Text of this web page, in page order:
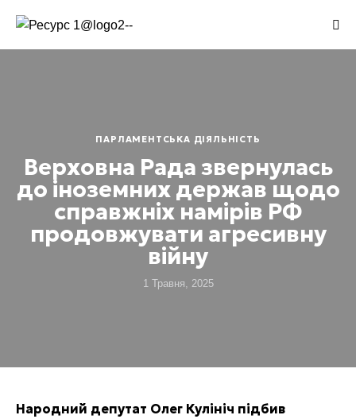
ПАРЛАМЕНТСЬКА ДІЯЛЬНІСТЬ
Верховна Рада звернулась
до іноземних держав щодо
справжніх намірів РФ
продовжувати агресивну
війну
1 Травня, 2025
Народний депутат Олег Кулініч підбив